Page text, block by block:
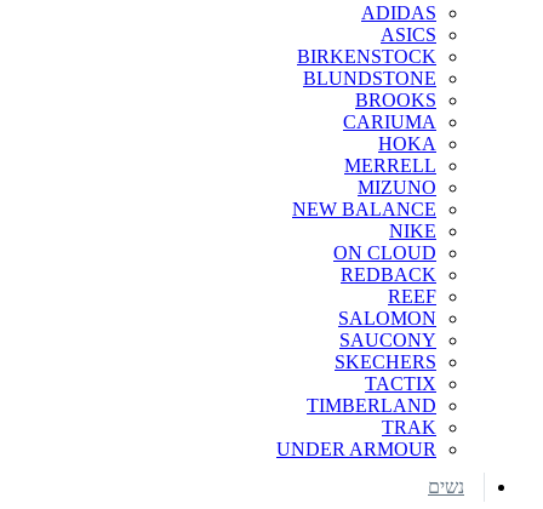
ADIDAS
ASICS
BIRKENSTOCK
BLUNDSTONE
BROOKS
CARIUMA
HOKA
MERRELL
MIZUNO
NEW BALANCE
NIKE
ON CLOUD
REDBACK
REEF
SALOMON
SAUCONY
SKECHERS
TACTIX
TIMBERLAND
TRAK
UNDER ARMOUR
נשים